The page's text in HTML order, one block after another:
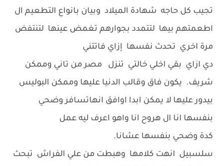
تجيب كل حاجه شهادة الميلاد وبيان بانواع التطعيم ال
اطعمتهم بيها لتتمدد بجوارهم تغمض عينها لتنتفض
مرة اخري تحدث نفسها إزاي فاتتني
دي ازاي بقي اخلي خالتي تنزل مصر من تاني وممكن
شريف. يكون فاق وقالب الدنيا عليها وممكن البوليس
بيدور عليها لا يمكن ابدا اوافق انهاتسافر وضحي
بنفسها انا ال هروح انا واهو اعرف ليه عمل
كدة وضحي بنفسها عشانا.
سلسبيل انهت كلامها وهبطت من علي الفراش تبحث